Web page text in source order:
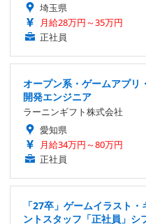
埼玉県
月給28万円～35万円
正社員
オープン系・ゲームアプリ
開発エンジニア
ラーニンギフト株式会社
愛知県
月給34万円～80万円
正社員
「27卒」ゲームイラスト
ントスタッフ「正社員」シ